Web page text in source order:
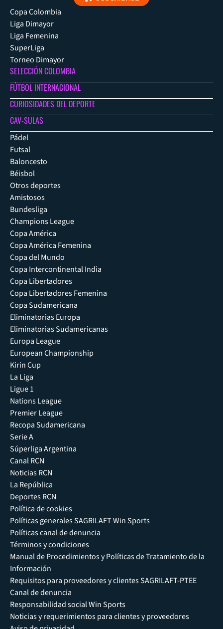
Copa Colombia
Liga Dimayor
Liga Femenina
SuperLiga
Torneo Dimayor
SELECCIÓN COLOMBIA
FÚTBOL INTERNACIONAL
CURIOSIDADES DEL DEPORTE
CAV-SULAS
Pádel
Futsal
Baloncesto
Béisbol
Otros deportes
Amistosos
Bundesliga
Champions League
Copa América
Copa América Femenina
Copa del Mundo
Copa Intercontinental India
Copa Libertadores
Copa Libertadores Femenina
Copa Sudamericana
Eliminatorias Europa
Eliminatorias Sudamericanas
Europa League
European Championship
Kirin Cup
La Liga
Ligue 1
Nations League
Premier League
Recopa Sudamericana
Serie A
Súperliga Argentina
Canal RCN
Noticias RCN
La República
Deportes RCN
Política de cookies
Políticas generales SAGRILAFT Win Sports
Políticas canal de denuncia
Términos y condiciones
Manual de Procedimientos y Políticas de Tratamiento de la
Información
Requisitos para proveedores y clientes SAGRILAFT-PTEE
Canal de denuncia
Responsabilidad social Win Sports
Noticias y requerimientos para clientes y proveedores